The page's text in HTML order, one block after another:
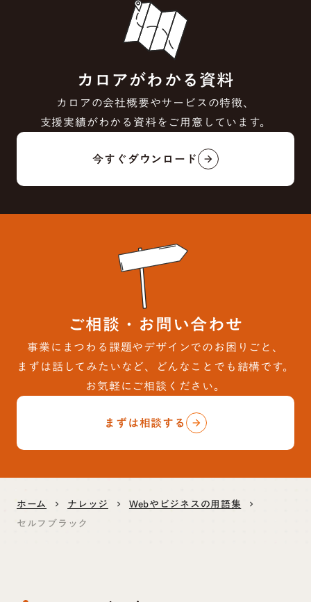
カロアがわかる資料
カロアの会社概要やサービスの特徴、
支援実績がわかる資料をご用意しています。
今すぐダウンロード
arrow_forward
ご相談・お問い合わせ
事業にまつわる課題やデザインでのお困りごと、
まずは話してみたいなど、どんなことでも結構です。
お気軽にご相談ください。
まずは相談する
arrow_forward
ホーム keyboard_arrow_right ナレッジ keyboard_arrow_right Webやビジネスの用語集 keyboard_arrow_right
セルフブラック